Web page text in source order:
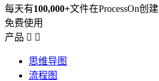
每天有100,000+文件在ProcessOn创建
免费使用
产品  
思维导图
流程图